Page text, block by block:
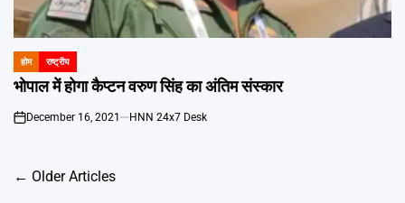
POSTED
IN
होम राष्ट्रीय
भोपाल में होगा कैप्टन वरुण सिंह का अंतिम संस्कार
on
December 16, 2021 HNN 24x7 Desk
Posts
← Older Articles